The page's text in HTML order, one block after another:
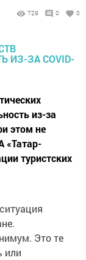
729 0 0
из-за
этом не
«Татар-
туристских
Это те
или